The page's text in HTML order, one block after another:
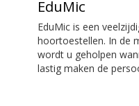
EduMic
EduMic is een
hoortoestellen. In de
wordt u geholpen
lastig maken de